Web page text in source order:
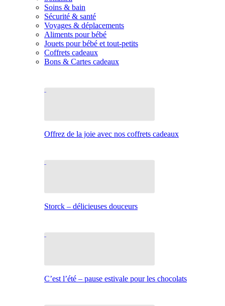
Soins & bain
Sécurité & santé
Voyages & déplacements
Aliments pour bébé
Jouets pour bébé et tout-petits
Coffrets cadeaux
Bons & Cartes cadeaux
Offrez de la joie avec nos coffrets cadeaux
Storck – délicieuses douceurs
C’est l’été – pause estivale pour les chocolats